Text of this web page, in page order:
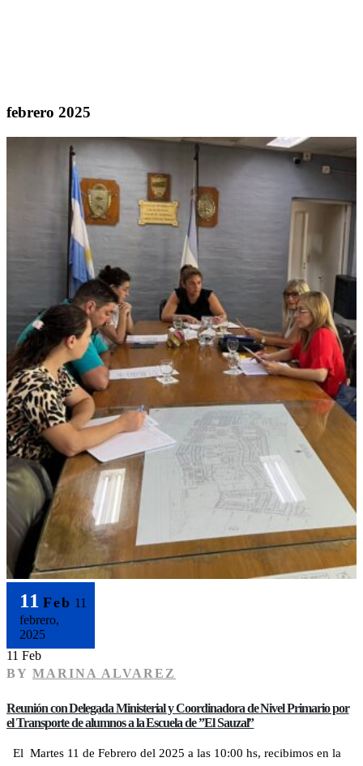
febrero 2025
11 Feb 11
febrero,
2025
11 Feb
BY MARINA ALVAREZ
Reunión con Delegada Ministerial y Coordinadora de Nivel Primario por
el Transporte de alumnos a la Escuela de ”El Sauzal”
El Martes 11 de Febrero del 2025 a las 10:00 hs, recibimos en la